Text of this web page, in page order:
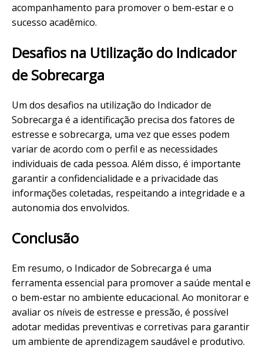
acompanhamento para promover o bem-estar e o
sucesso acadêmico.
Desafios na Utilização do Indicador
de Sobrecarga
Um dos desafios na utilização do Indicador de
Sobrecarga é a identificação precisa dos fatores de
estresse e sobrecarga, uma vez que esses podem
variar de acordo com o perfil e as necessidades
individuais de cada pessoa. Além disso, é importante
garantir a confidencialidade e a privacidade das
informações coletadas, respeitando a integridade e a
autonomia dos envolvidos.
Conclusão
Em resumo, o Indicador de Sobrecarga é uma
ferramenta essencial para promover a saúde mental e
o bem-estar no ambiente educacional. Ao monitorar e
avaliar os níveis de estresse e pressão, é possível
adotar medidas preventivas e corretivas para garantir
um ambiente de aprendizagem saudável e produtivo.